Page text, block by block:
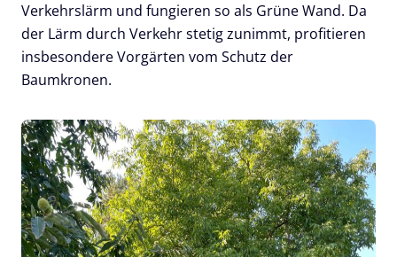
Verkehrslärm und fungieren so als Grüne Wand. Da
der Lärm durch Verkehr stetig zunimmt, profitieren
insbesondere Vorgärten vom Schutz der
Baumkronen.